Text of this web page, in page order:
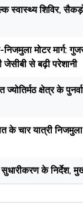
स्वास्थ्य शिविर,
निजमुला मोटर मार्ग:
से बढ़ी परेशानी
ज्योतिर्मठ क्षेत्र के
के चार यात्री
के निर्देश,